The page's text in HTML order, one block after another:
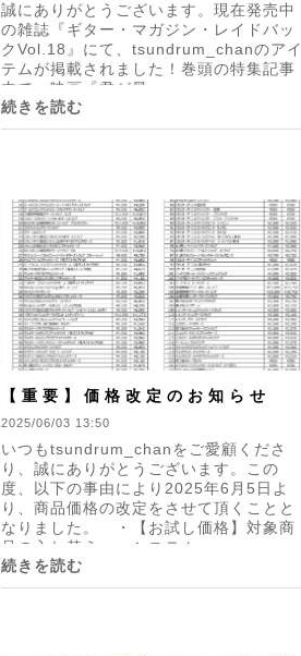
誠にありがとうございます。現在発売中
の雑誌『ギター・マガジン・レイドバッ
クVol.18』にて、tsundrum_chanのアイ
テムが掲載されました！巻頭の特集記事
内で、映画『君が最...
続きを読む
【重要】価格改定のお知らせ
2025/06/03 13:50
いつもtsundrum_chanをご愛顧くださ
り、誠にありがとうございます。この
度、以下の事由により2025年6月5日よ
り、商品価格の改定をさせて頂くことと
なりました。 ・【お試し価格】対象商
品の入れ替え ・システム...
続きを読む